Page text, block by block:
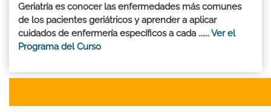
Geriatría es conocer las enfermedades más comunes
de los pacientes geriátricos y aprender a aplicar
cuidados de enfermería específicos a cada ......Ver el
Programa del Curso